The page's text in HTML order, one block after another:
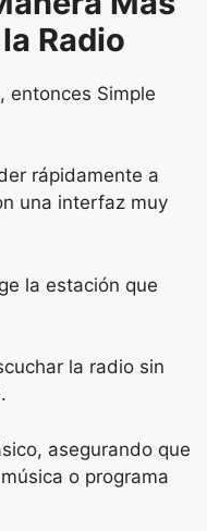
Radio
entonces Simple
rápidamente a
una interfaz muy
la estación que
la radio sin
asegurando que
o programa